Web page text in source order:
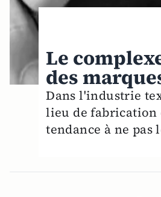
Le
des
Dans l'industrie
lieu de fabrication
tendance à ne pas